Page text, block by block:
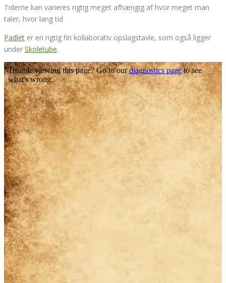
Tiderne kan varieres rigtig meget afhængig af hvor meget man
taler, hvor lang tid
Padlet er en rigtig fin kollaborativ opslagstavle, som også ligger
under Skoletube.